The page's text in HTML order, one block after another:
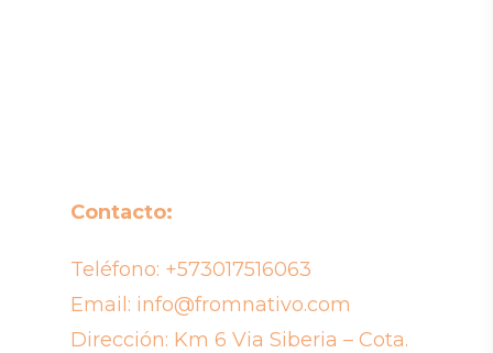
Contacto:
Teléfono: +573017516063
Email: info@fromnativo.com
Dirección: Km 6 Via Siberia – Cota.